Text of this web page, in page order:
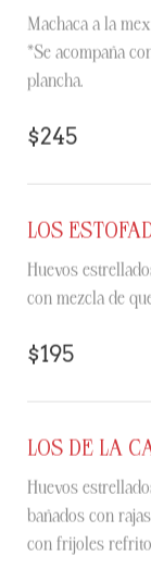
Machaca a la
*Se acompaña
plancha.
$245
LOS
Huevos
con mezcla de
$195
LOS DE LA
Huevos
bañados con
con frijoles